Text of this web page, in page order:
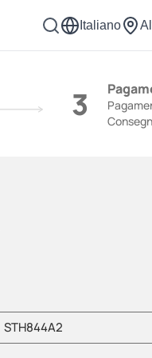
Italiano
3